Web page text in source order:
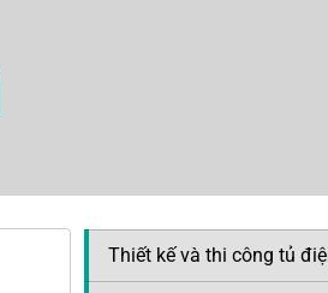
Thiết kế và thi công tủ